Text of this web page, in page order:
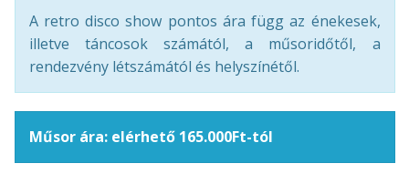
A retro disco show pontos ára függ az énekesek,
illetve táncosok számától, a műsoridőtől, a
rendezvény létszámától és helyszínétől.
Műsor ára: elérhető 165.000Ft-tól